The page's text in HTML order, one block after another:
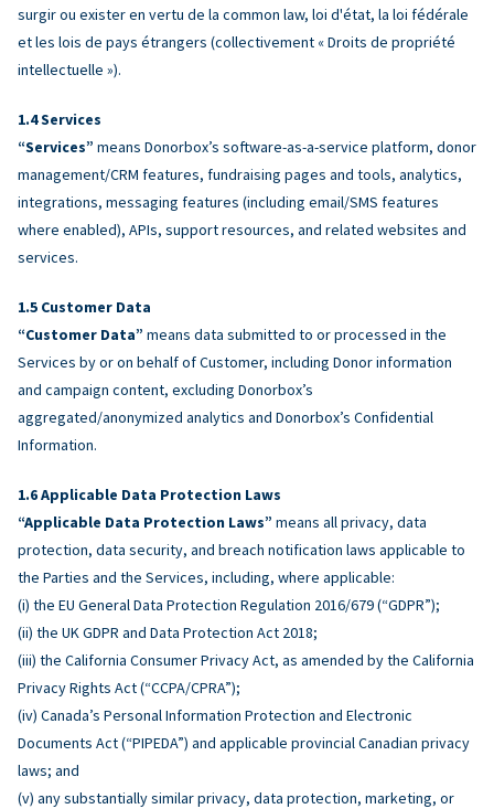
surgir ou exister en vertu de la common law, loi d'état, la loi fédérale
et les lois de pays étrangers (collectivement « Droits de propriété
intellectuelle »).
Services
“Services” means Donorbox’s software-as-a-service platform, donor
management/CRM features, fundraising pages and tools, analytics,
integrations, messaging features (including email/SMS features
where enabled), APIs, support resources, and related websites and
services.
Customer Data
“Customer Data” means data submitted to or processed in the
Services by or on behalf of Customer, including Donor information
and campaign content, excluding Donorbox’s
aggregated/anonymized analytics and Donorbox’s Confidential
Information.
Applicable Data Protection Laws
“Applicable Data Protection Laws” means all privacy, data
protection, data security, and breach notification laws applicable to
the Parties and the Services, including, where applicable:
(i) the EU General Data Protection Regulation 2016/679 (“GDPR”);
(ii) the UK GDPR and Data Protection Act 2018;
(iii) the California Consumer Privacy Act, as amended by the California
Privacy Rights Act (“CCPA/CPRA”);
(iv) Canada’s Personal Information Protection and Electronic
Documents Act (“PIPEDA”) and applicable provincial Canadian privacy
laws; and
(v) any substantially similar privacy, data protection, marketing, or